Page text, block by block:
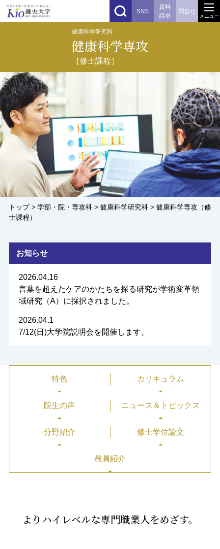
メニュー
SNS
資料
請求
問合せ
健康科学研究科​
健康科学専攻
［修士課程］
トップ> 学部・院・専攻科> 健康科学研究科> 健康科学専攻（修
士課程）
お知らせ
2026.04.16
言葉を超えたケアのかたちを探る研究が学術変革領
域研究（A）に採択されました。
2026.04.1
7/12(日)大学院説明会を開催します。
特色 カリキュラム
院生の声 ニュース＆トピックス
分野紹介 修士学位論文
教員紹介
よりハイレベルな専門職業人をめざす。​